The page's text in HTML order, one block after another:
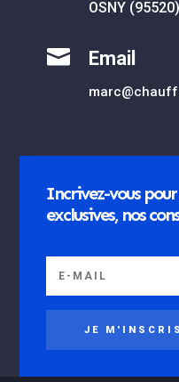
OSNY (95520)
 Email
Incrivez-vous
exclusives, nos
JE